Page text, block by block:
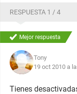
RESPUESTA 1 / 4
Mejor respuesta
Tony
19 oct 2010 a
Tienes